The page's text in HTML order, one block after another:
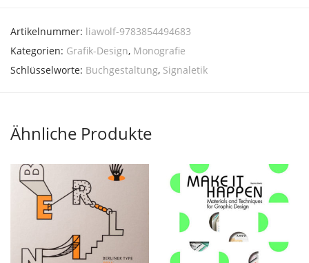
Artikelnummer: liawolf-9783854494683
Kategorien: Grafik-Design, Monografie
Schlüsselworte: Buchgestaltung, Signaletik
Ähnliche Produkte